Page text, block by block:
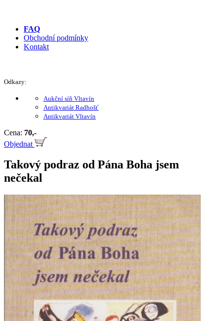
FAQ
Obchodní podmínky
Kontakt
Odkazy:
Aukční síň Vltavín
Antikvariát Radhošť
Antikvariát Vltavín
Cena: 70,-
Objednat
Takový podraz od Pána Boha jsem
nečekal